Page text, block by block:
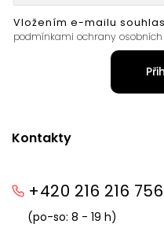
Kontakty
+420 216 216 756
(po-so: 8 - 19 h)
Vložením e-mailu
podmínkami ochrany